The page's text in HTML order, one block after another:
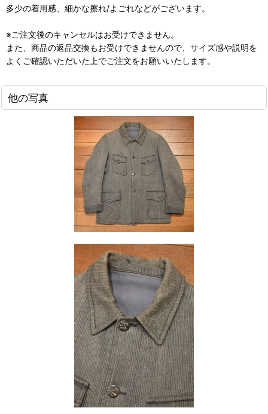
多少の着用感、細かな擦れ/よごれなどがございます。
※ご注文後のキャンセルはお受けできません。
また、商品の返品交換もお受けできませんので、サイズ感や説明を
よくご確認いただいた上でご注文をお願いいたします。
他の写真